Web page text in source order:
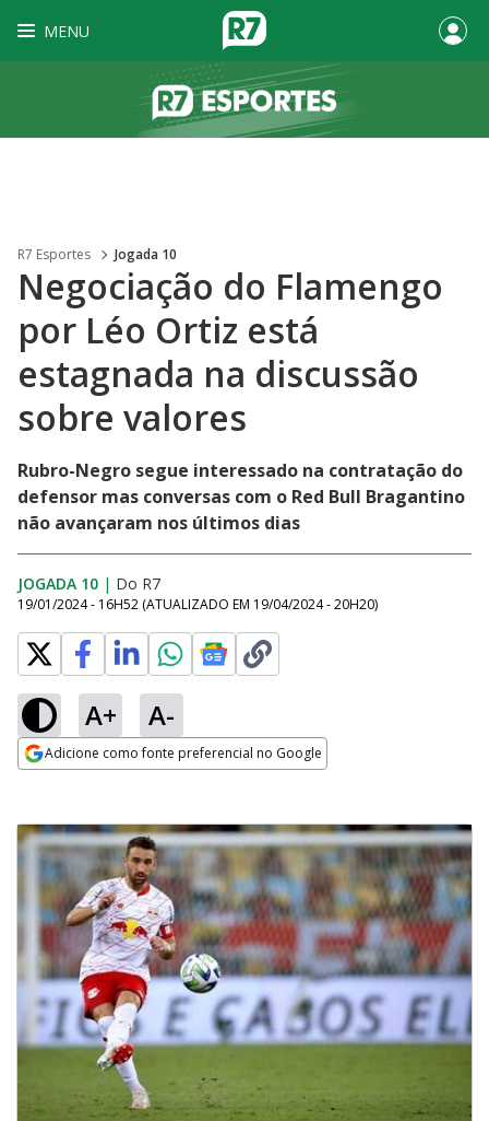
MENU
R7 Esportes Jogada 10
Negociação do Flamengo
por Léo Ortiz está
estagnada na discussão
sobre valores
Rubro-Negro segue interessado na contratação do
defensor mas conversas com o Red Bull Bragantino
não avançaram nos últimos dias
JOGADA 10 | Do R7
19/01/2024 - 16H52 (ATUALIZADO EM 19/04/2024 - 20H20)
A+ A-
Adicione como fonte preferencial no Google